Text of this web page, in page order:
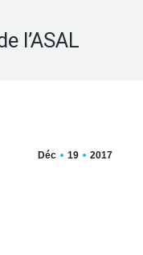
l’ASAL
Déc 19 2017